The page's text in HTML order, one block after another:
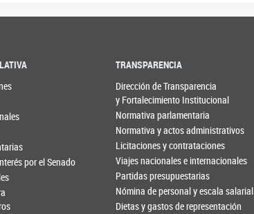
por el Senado
TRANSPARENCIA
Dirección de Transparencia
y Fortalecimiento Institucional
Normativa parlamentaria
Normativa y actos administrativos
Licitaciones y contrataciones
Viajes nacionales e internacionales
Partidas presupuestarias
Nómina de personal y escala salarial
Dietas y gastos de representación